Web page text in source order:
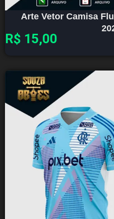
Arte Vetor Camisa
R$ 15,00